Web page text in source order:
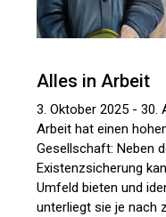
Alles in Arbeit
3. Oktober 2025 - 30.
Arbeit hat einen
Gesellschaft: Neben
Existenzsicherung
Umfeld bieten und
unterliegt sie je nach